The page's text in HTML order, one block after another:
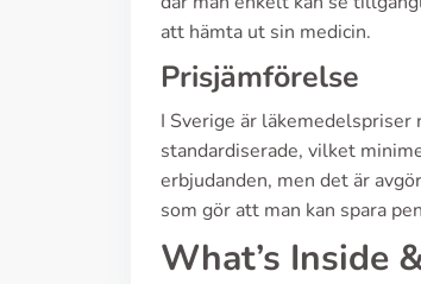
att hämta ut sin medicin.
Prisjämförelse
I Sverige är
standardiserade, vilket
erbjudanden, men det är
som gör att man kan spara
What’s Inside